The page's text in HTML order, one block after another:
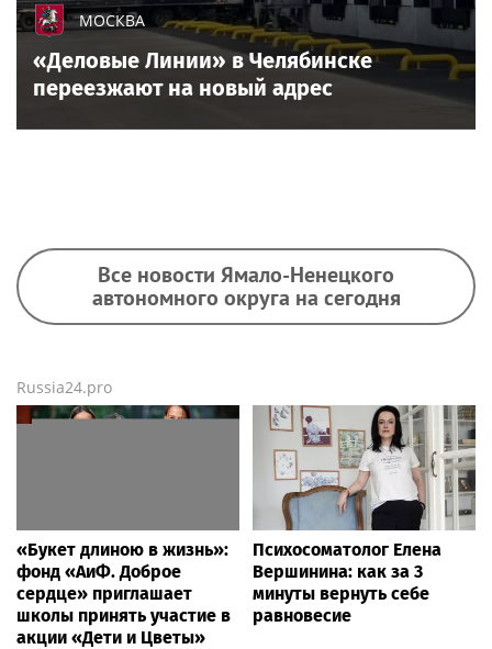
МОСКВА
«Деловые Линии» в Челябинске
переезжают на новый адрес
Все новости Ямало-Ненецкого
автономного округа на сегодня
Russia24.pro
«Букет длиною в жизнь»:
фонд «АиФ. Доброе
сердце» приглашает
школы принять участие в
акции «Дети и Цветы»
Психосоматолог Елена
Вершинина: как за 3
минуты вернуть себе
равновесие